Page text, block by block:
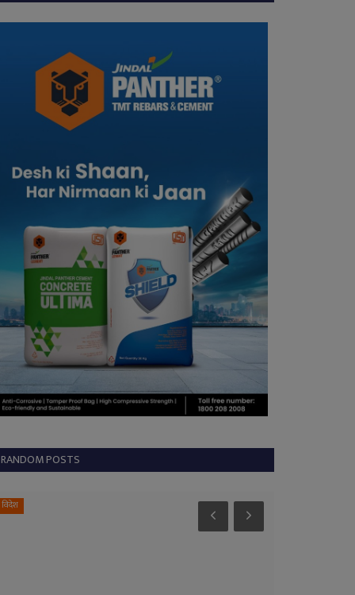
RANDOM POSTS
विदेश